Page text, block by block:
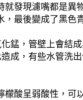
發現濾嘴都是
最後變成了黑
錳，管壁上會結
成，有些水管洗
酸呈弱酸性，